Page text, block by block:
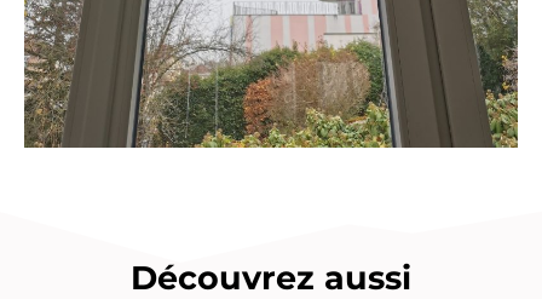
Découvrez aussi